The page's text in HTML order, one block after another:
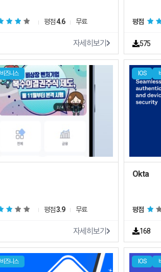
평점4.6 무료
자세히보기
평점
575
비즈니스
평점3.9 무료
자세히보기
IOS
Okta
평점
168
비즈니스 IOS